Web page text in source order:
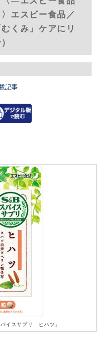
エスビー食品／
くみ」ケアにリ
記事
イスサプリ ヒハツ」